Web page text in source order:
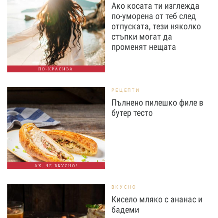
ПО-КРАСИВА
Ако косата ти изглежда
по-уморена от теб след
отпуската, тези няколко
стъпки могат да
променят нещата
АХ, ЧЕ ВКУСНО!
РЕЦЕПТИ
Пълнено пилешко филе в
бутер тесто
ВКУСНО
Кисело мляко с ананас и
бадеми